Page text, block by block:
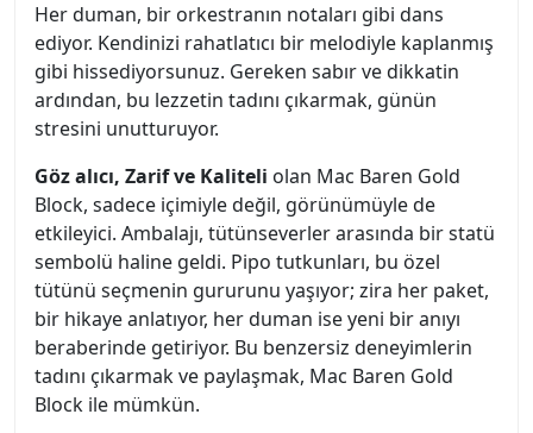
Her duman, bir orkestranın notaları gibi dans
ediyor. Kendinizi rahatlatıcı bir melodiyle kaplanmış
gibi hissediyorsunuz. Gereken sabır ve dikkatin
ardından, bu lezzetin tadını çıkarmak, günün
stresini unutturuyor.
Göz alıcı, Zarif ve Kaliteli olan Mac Baren Gold
Block, sadece içimiyle değil, görünümüyle de
etkileyici. Ambalajı, tütünseverler arasında bir statü
sembolü haline geldi. Pipo tutkunları, bu özel
tütünü seçmenin gururunu yaşıyor; zira her paket,
bir hikaye anlatıyor, her duman ise yeni bir anıyı
beraberinde getiriyor. Bu benzersiz deneyimlerin
tadını çıkarmak ve paylaşmak, Mac Baren Gold
Block ile mümkün.